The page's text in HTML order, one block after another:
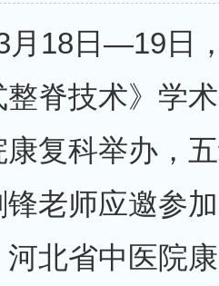
18日—19日
脊技术》学
复科举办，
老师应邀参
北省中医院